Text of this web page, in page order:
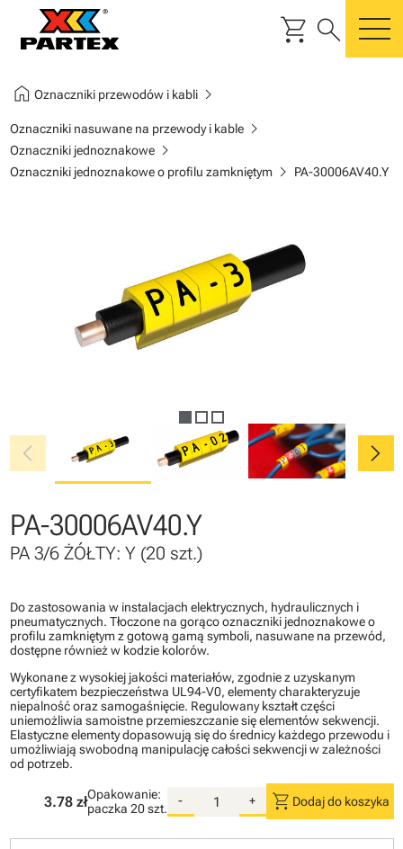
shopping_cart search
home Oznaczniki przewodów i kablichevron_right
Oznaczniki nasuwane na przewody i kablechevron_right
Oznaczniki jednoznakowechevron_right
Oznaczniki jednoznakowe o profilu zamkniętym chevron_right PA-30006AV40.Y
chevron_left chevron_right
PA-30006AV40.Y
PA 3/6 ŻÓŁTY: Y (20 szt.)
Do zastosowania w instalacjach elektrycznych, hydraulicznych i
pneumatycznych. Tłoczone na gorąco oznaczniki jednoznakowe o
profilu zamkniętym z gotową gamą symboli, nasuwane na przewód,
dostępne również w kodzie kolorów.
Wykonane z wysokiej jakości materiałów, zgodnie z uzyskanym
certyfikatem bezpieczeństwa UL94-V0, elementy charakteryzuje
niepalność oraz samogaśnięcie. Regulowany kształt części
uniemożliwia samoistne przemieszczanie się elementów sekwencji.
Elastyczne elementy dopasowują się do średnicy każdego przewodu i
umożliwiają swobodną manipulację całości sekwencji w zależności
od potrzeb.
3.78 złOpakowanie:
paczka 20 szt.
- + shopping_cart Dodaj do koszyka